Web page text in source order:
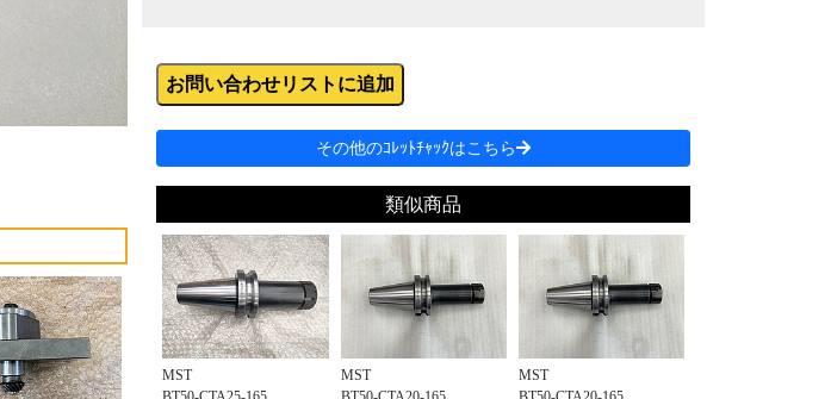
お問い合わせリストに追加
その他のｺﾚｯﾄﾁｬｯｸはこちら
類似商品
MST
MST
MST